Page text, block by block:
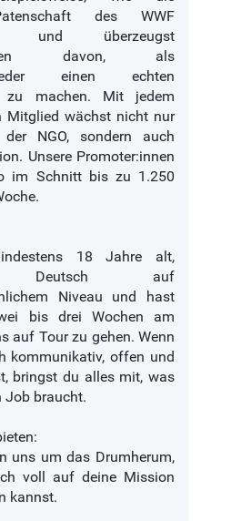
Patenschaft des WWF
und überzeugst
davon, als
einen echten
zu machen. Mit jedem
Mitglied wächst nicht nur
NGO, sondern auch
Unsere Promoter:innen
im Schnitt bis zu 1.250
18 Jahre alt,
Deutsch auf
Niveau und hast
bis drei Wochen am
auf Tour zu gehen. Wenn
kommunikativ, offen und
bringst du alles mit, was
Job braucht.
uns um das Drumherum,
voll auf deine Mission
kannst.